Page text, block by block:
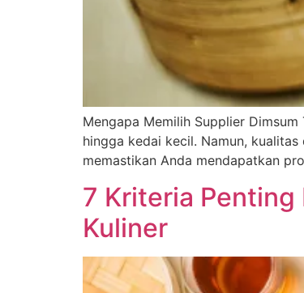
Mengapa Memilih Supplier
hingga kedai kecil. Namun,
memastikan Anda mendapatkan
7 Kriteria
Kuliner